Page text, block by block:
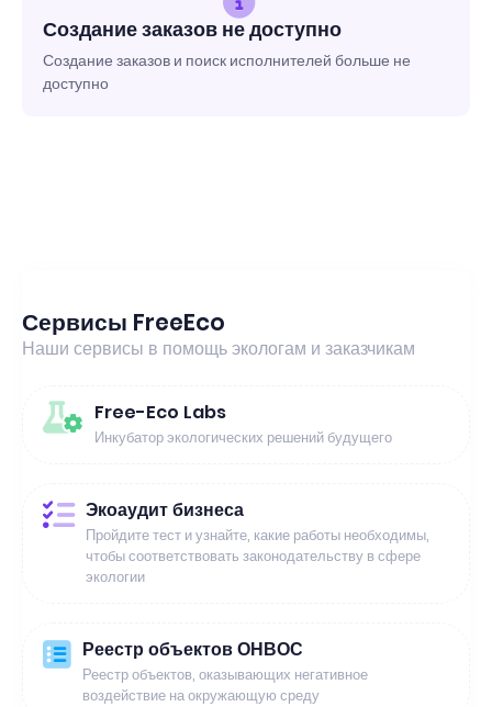
Создание заказов не доступно
Создание заказов и поиск исполнителей больше не
доступно
Сервисы FreeEco
Наши сервисы в помощь экологам и заказчикам
Free-Eco Labs
Инкубатор экологических решений будущего
Экоаудит бизнеса
Пройдите тест и узнайте, какие работы необходимы,
чтобы соответствовать законодательству в сфере
экологии
Реестр объектов ОНВОС
Реестр объектов, оказывающих негативное
воздействие на окружающую среду